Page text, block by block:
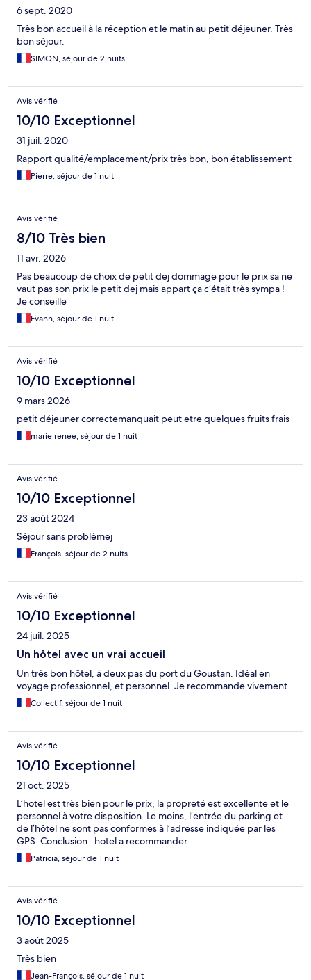
6 sept. 2020
Très bon accueil à la réception et le matin au petit déjeuner. Très
bon séjour.
SIMON, séjour de 2 nuits
Avis vérifié
10/10 Exceptionnel
31 juil. 2020
Rapport qualité/emplacement/prix très bon, bon établissement
Pierre, séjour de 1 nuit
Avis vérifié
8/10 Très bien
11 avr. 2026
Pas beaucoup de choix de petit dej dommage pour le prix sa ne
vaut pas son prix le petit dej mais appart ça c’était très sympa !
Je conseille
Evann, séjour de 1 nuit
Avis vérifié
10/10 Exceptionnel
9 mars 2026
petit déjeuner correctemanquait peut etre quelques fruits frais
marie renee, séjour de 1 nuit
Avis vérifié
10/10 Exceptionnel
23 août 2024
Séjour sans problèmej
François, séjour de 2 nuits
Avis vérifié
10/10 Exceptionnel
24 juil. 2025
Un hôtel avec un vrai accueil
Un très bon hôtel, à deux pas du port du Goustan. Idéal en
voyage professionnel, et personnel. Je recommande vivement
Collectif, séjour de 1 nuit
Avis vérifié
10/10 Exceptionnel
21 oct. 2025
L’hotel est très bien pour le prix, la propreté est excellente et le
personnel à votre disposition. Le moins, l’entrée du parking et
de l’hôtel ne sont pas conformes à l’adresse indiquée par les
GPS. Conclusion : hotel a recommander.
Patricia, séjour de 1 nuit
Avis vérifié
10/10 Exceptionnel
3 août 2025
Très bien
Jean-François, séjour de 1 nuit